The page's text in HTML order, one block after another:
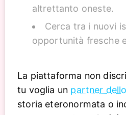
altrettanto oneste.
Cerca tra i nuovi
opportunità fresche
La piattaforma non
tu voglia un partner
storia eteronormata o